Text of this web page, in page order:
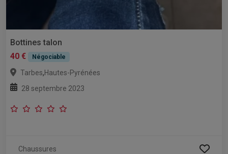
Bottines talon
40 €
Négociable
Tarbes,Hautes-Pyrénées
28 septembre 2023
Chaussures